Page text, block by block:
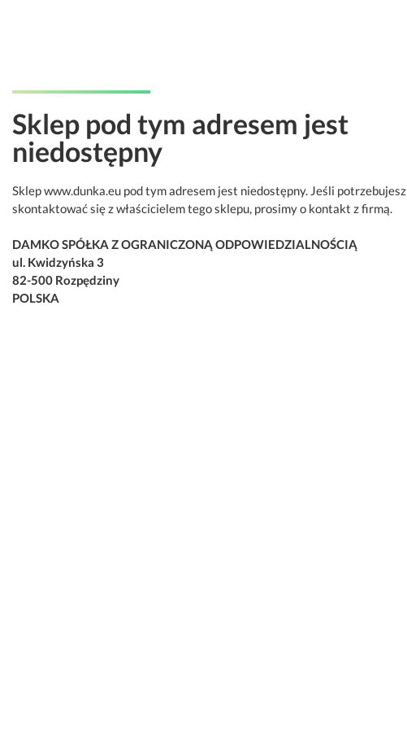
Sklep pod tym adresem jest
niedostępny
Sklep www.dunka.eu pod tym adresem jest niedostępny. Jeśli potrzebujesz
skontaktować się z właścicielem tego sklepu, prosimy o kontakt z firmą.
DAMKO SPÓŁKA Z OGRANICZONĄ ODPOWIEDZIALNOŚCIĄ
ul. Kwidzyńska 3
82-500 Rozpędziny
POLSKA